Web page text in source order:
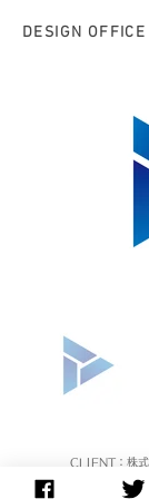
DESIGN
CLIENT ：株
WORKS：ロ